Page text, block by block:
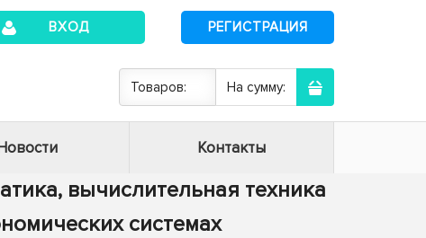
ВХОД РЕГИСТРАЦИЯ
Товаров: На сумму:
Контакты
вычислительная техника
системах